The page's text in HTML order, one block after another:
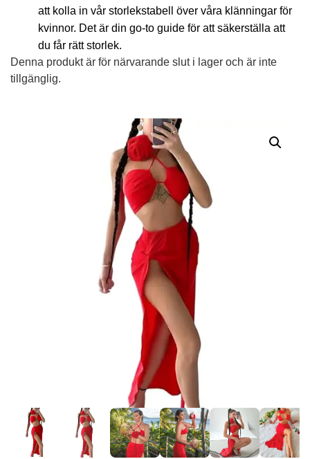
att kolla in vår storlekstabell över våra klänningar för
kvinnor. Det är din go-to guide för att säkerställa att
du får rätt storlek.
Denna produkt är för närvarande slut i lager och är inte
tillgänglig.